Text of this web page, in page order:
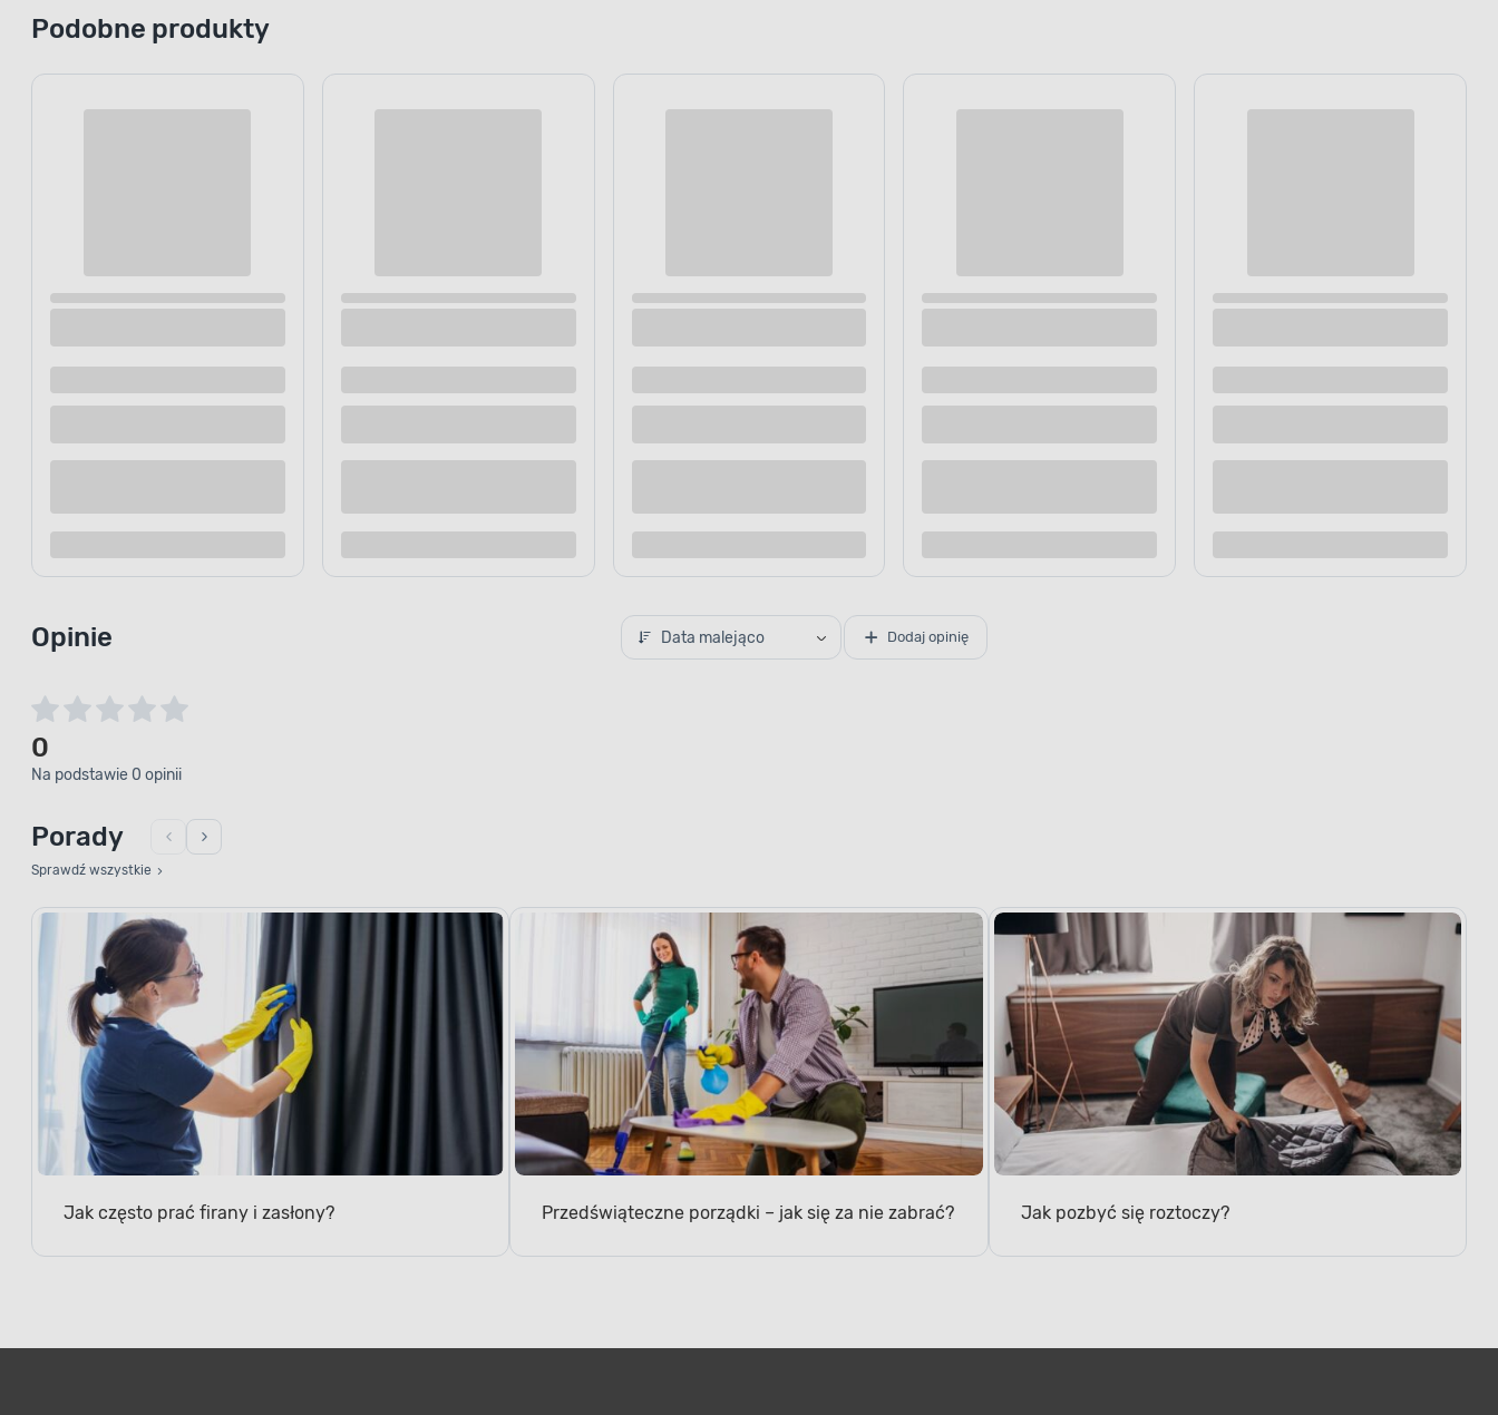
Podobne produkty
Dostępne z dostawą
Dostępne w sklepie
Kup teraz
Dostępne z dostawą
Dostępne w sklepie
Kup teraz
Dostępne z dostawą
Dostępne w sklepie
Kup teraz
Dostępne z dostawą
Dostępne w sklepie
Kup teraz
Data malejąco Dodaj opinię
0
Na podstawie 0 opinii
Sprawdź wszystkie